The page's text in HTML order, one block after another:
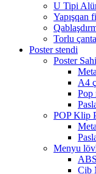
U Tipi
Yapışqan
Torlu
Poster stendi
Poster
A4
Pop
POP Klip
Menyu
Cib